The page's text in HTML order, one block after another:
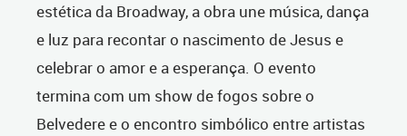
estética da Broadway, a obra une música, dança
e luz para recontar o nascimento de Jesus e
celebrar o amor e a esperança. O evento
termina com um show de fogos sobre o
Belvedere e o encontro simbólico entre artistas